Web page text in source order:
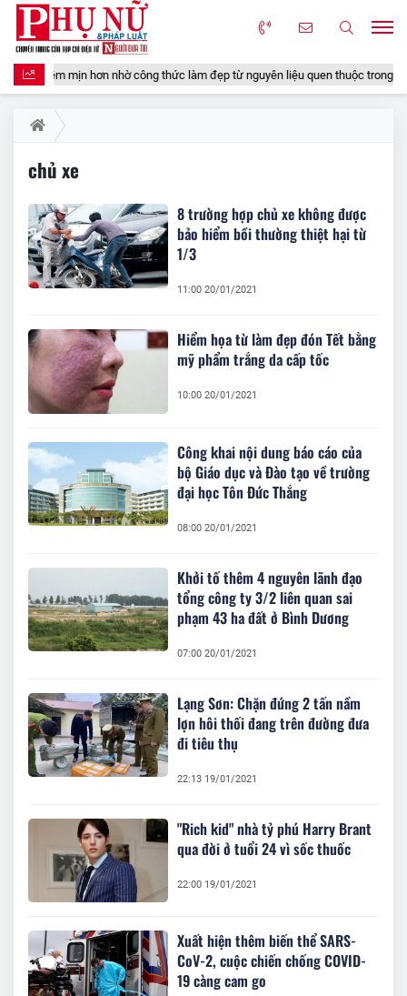
mềm mịn hơn nhờ công thức làm đẹp từ nguyên liệu quen thuộc trong gian
chủ xe
8 trường hợp chủ xe không được
bảo hiểm bồi thường thiệt hại từ
1/3
11:00 20/01/2021
Hiểm họa từ làm đẹp đón Tết bằng
mỹ phẩm trắng da cấp tốc
10:00 20/01/2021
Công khai nội dung báo cáo của
bộ Giáo dục và Đào tạo về trường
đại học Tôn Đức Thắng
08:00 20/01/2021
Khởi tố thêm 4 nguyên lãnh đạo
tổng công ty 3/2 liên quan sai
phạm 43 ha đất ở Bình Dương
07:00 20/01/2021
Lạng Sơn: Chặn đứng 2 tấn nầm
lợn hôi thối đang trên đường đưa
đi tiêu thụ
22:13 19/01/2021
"Rich kid" nhà tỷ phú Harry Brant
qua đời ở tuổi 24 vì sốc thuốc
22:00 19/01/2021
Xuất hiện thêm biến thể SARS-
CoV-2, cuộc chiến chống COVID-
19 càng cam go